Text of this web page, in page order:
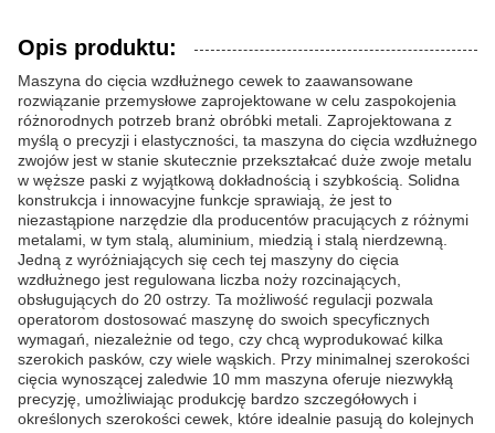
Opis produktu:
Maszyna do cięcia wzdłużnego cewek to zaawansowane
rozwiązanie przemysłowe zaprojektowane w celu zaspokojenia
różnorodnych potrzeb branż obróbki metali. Zaprojektowana z
myślą o precyzji i elastyczności, ta maszyna do cięcia wzdłużnego
zwojów jest w stanie skutecznie przekształcać duże zwoje metalu
w węższe paski z wyjątkową dokładnością i szybkością. Solidna
konstrukcja i innowacyjne funkcje sprawiają, że jest to
niezastąpione narzędzie dla producentów pracujących z różnymi
metalami, w tym stalą, aluminium, miedzią i stalą nierdzewną.
Jedną z wyróżniających się cech tej maszyny do cięcia
wzdłużnego jest regulowana liczba noży rozcinających,
obsługujących do 20 ostrzy. Ta możliwość regulacji pozwala
operatorom dostosować maszynę do swoich specyficznych
wymagań, niezależnie od tego, czy chcą wyprodukować kilka
szerokich pasków, czy wiele wąskich. Przy minimalnej szerokości
cięcia wynoszącej zaledwie 10 mm maszyna oferuje niezwykłą
precyzję, umożliwiając produkcję bardzo szczegółowych i
określonych szerokości cewek, które idealnie pasują do kolejnych